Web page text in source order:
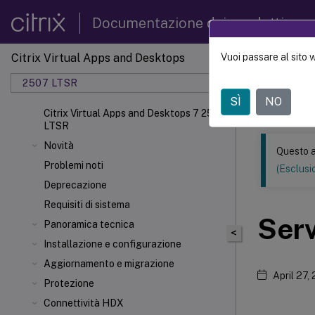
Documentazione dei prodotti
Citrix Virtual Apps and Desktops
2507 LTSR
Citrix Virtual Apps and Desktops 7 2507
LTSR
Novità
Problemi noti
Deprecazione
Requisiti di sistema
Panoramica tecnica
Installazione e configurazione
Aggiornamento e migrazione
Protezione
Connettività HDX
Questo
<
Questo
April 27,
Vuoi passare al sito
SÌ NO